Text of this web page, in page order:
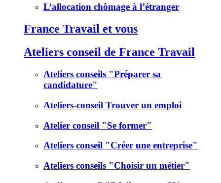
L’allocation chômage à l’étranger
France Travail et vous
Ateliers conseil de France Travail
Ateliers conseils "Préparer sa
candidature"
Ateliers-conseil Trouver un emploi
Atelier conseil "Se former"
Ateliers conseil "Créer une entreprise"
Ateliers conseils "Choisir un métier"